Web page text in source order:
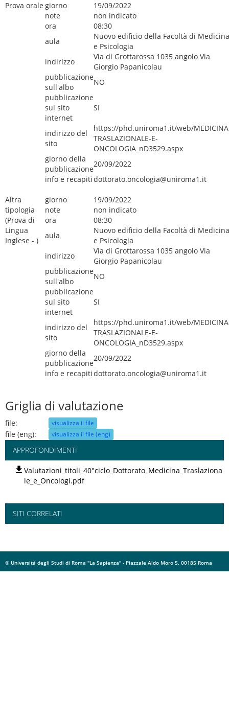
Prova orale giorno
19/09/2022
note
non indicato
ora
08:30
aula
Nuovo edificio della Facoltà di Medicina
e Psicologia
indirizzo
Via di Grottarossa 1035 angolo Via
Giorgio Papanicolau
pubblicazione
sull'albo
NO
pubblicazione
sul sito
internet
SI
indirizzo del
sito
https://phd.uniroma1.it/web/
TRASLAZIONALE-E-
ONCOLOGIA_nD3529.aspx
giorno della
pubblicazione
20/09/2022
info e recapitidottorato.oncologia@uniroma1.it
Altra
tipologia
(Prova di
Lingua
Inglese - )
giorno
19/09/2022
note
non indicato
ora
08:30
aula
Nuovo edificio della Facoltà di Medicina
e Psicologia
indirizzo
Via di Grottarossa 1035 angolo Via
Giorgio Papanicolau
pubblicazione
sull'albo
NO
pubblicazione
sul sito
internet
SI
indirizzo del
sito
https://phd.uniroma1.it/web/
TRASLAZIONALE-E-
ONCOLOGIA_nD3529.aspx
giorno della
pubblicazione
20/09/2022
info e recapitidottorato.oncologia@uniroma1.it
Griglia di valutazione
file: visualizza il file
file (eng): visualizza il file (eng)
APPROFONDIMENTI
Valutazioni_titoli_40°ciclo_Dottorato_Medicina_Traslaziona
le_e_Oncologi.pdf
SITI CORRELATI
© Università degli Studi di Roma "La Sapienza" - Piazzale Aldo Moro 5, 00185 Roma